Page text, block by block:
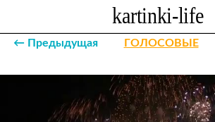
← Предыдущая ГОЛОСОВЫЕ